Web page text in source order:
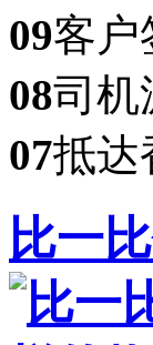
09客户
08司机
07抵达
比一比